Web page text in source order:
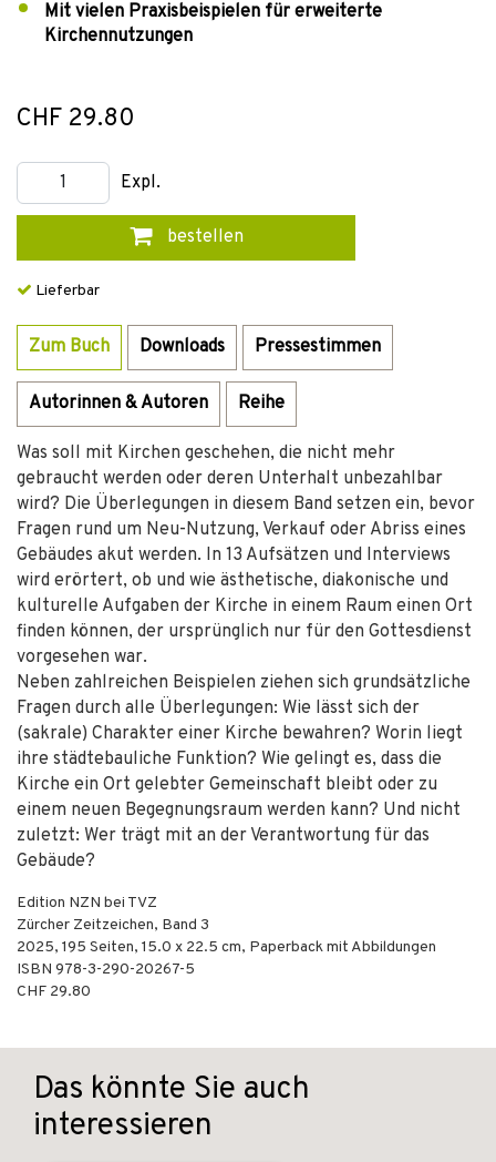
Mit vielen Praxisbeispielen für erweiterte
Kirchennutzungen
CHF 29.80
Expl.
bestellen
Lieferbar
Zum Buch Downloads Pressestimmen
Autorinnen & Autoren Reihe
Was soll mit Kirchen geschehen, die nicht mehr
gebraucht werden oder deren Unterhalt unbezahlbar
wird? Die Überlegungen in diesem Band setzen ein, bevor
Fragen rund um Neu-Nutzung, Verkauf oder Abriss eines
Gebäudes akut werden. In 13 Aufsätzen und Interviews
wird erörtert, ob und wie ästhetische, diakonische und
kulturelle Aufgaben der Kirche in einem Raum einen Ort
finden können, der ursprünglich nur für den Gottesdienst
vorgesehen war.
Neben zahlreichen Beispielen ziehen sich grundsätzliche
Fragen durch alle Überlegungen: Wie lässt sich der
(sakrale) Charakter einer Kirche bewahren? Worin liegt
ihre städtebauliche Funktion? Wie gelingt es, dass die
Kirche ein Ort gelebter Gemeinschaft bleibt oder zu
einem neuen Begegnungsraum werden kann? Und nicht
zuletzt: Wer trägt mit an der Verantwortung für das
Gebäude?
Edition NZN bei TVZ
Zürcher Zeitzeichen, Band 3
2025, 195 Seiten, 15.0 x 22.5 cm, Paperback mit Abbildungen
ISBN 978-3-290-20267-5
CHF 29.80
Das könnte Sie auch
interessieren